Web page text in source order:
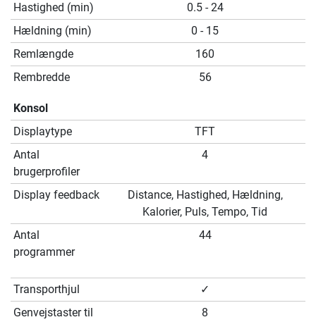
Hastighed (min)
0.5 - 24
Hældning (min)
0 - 15
Remlængde
160
Rembredde
56
Konsol
Displaytype
TFT
Antal
brugerprofiler
4
Display feedback
Distance, Hastighed, Hældning,
Kalorier, Puls, Tempo, Tid
Antal
programmer
44
Transporthjul
✓
Genvejstaster til
8